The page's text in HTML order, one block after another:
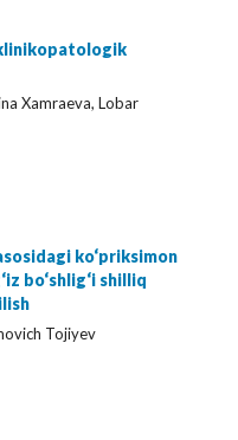
Xamraeva, Lobar
ko‘priksimon
bo‘shlig‘i shilliq
Tojiyev